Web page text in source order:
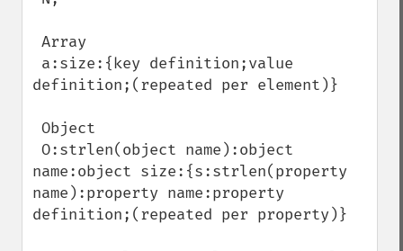
definition;(repeated per element)}
name:object size:{s:strlen(property
name):property name:property
definition;(repeated per property)}